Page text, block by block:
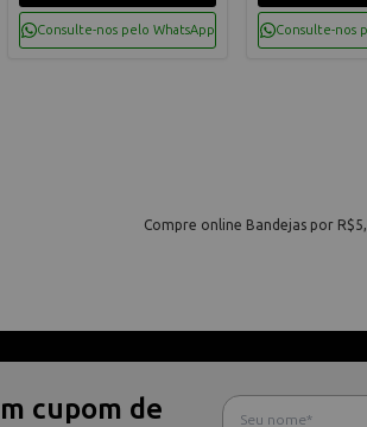
Consulte-nos pelo WhatsApp Consulte-nos
Compre online Bandejas por
cupom de